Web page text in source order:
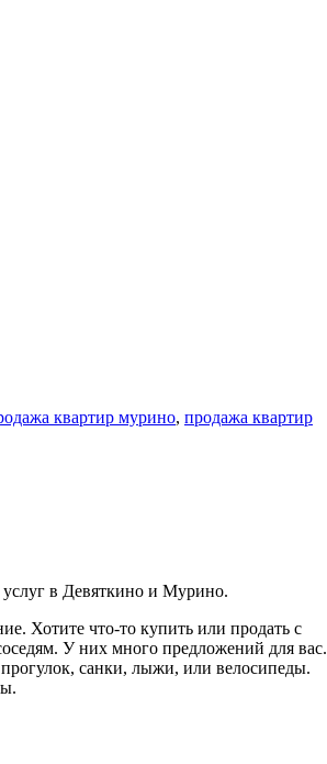
квартир мурино, продажа квартир
в Девяткино и Мурино.
Хотите что-то купить или продать с
У них много предложений для вас.
санки, лыжи, или велосипеды.